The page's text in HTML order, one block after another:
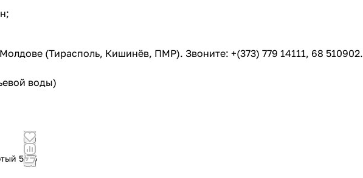
(Тирасполь, Кишинёв, ПМР). Звоните: +(373) 779 14111, 68 510902.
воды)
5–15